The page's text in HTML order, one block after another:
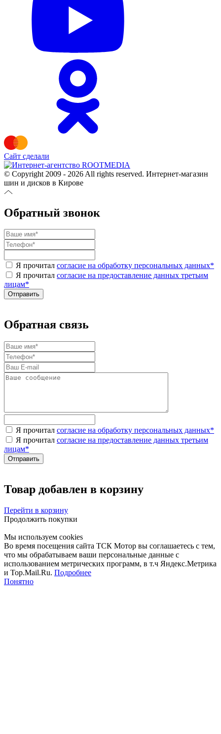
Сайт сделали
© Copyright 2009 - 2026 All rights reserved. Интернет-магазин
шин и дисков в Кирове
Обратный звонок
Я прочитал согласие на обработку персональных данных*
Я прочитал согласие на предоставление данных третьим
лицам*
Обратная связь
Я прочитал согласие на обработку персональных данных*
Я прочитал согласие на предоставление данных третьим
лицам*
Товар добавлен в корзину
Перейти в корзину
Продолжить покупки
Мы используем cookies
Во время посещения сайта ТСК Мотор вы соглашаетесь с тем,
что мы обрабатываем ваши персональные данные с
использованием метрических программ, в т.ч Яндекс.Метрика
и Top.Mail.Ru. Подробнее
Понятно